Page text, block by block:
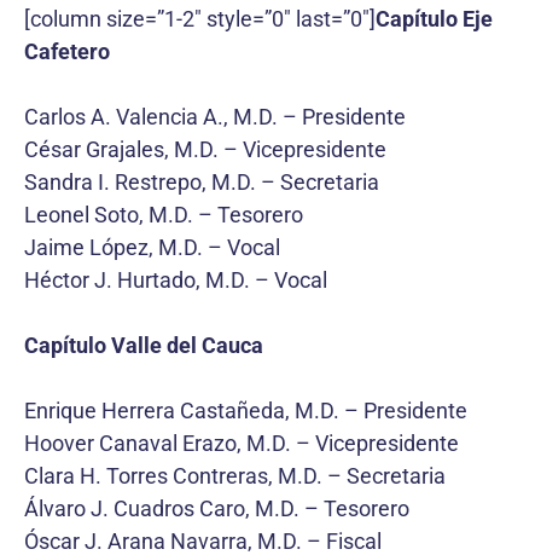
[column size=”1-2″ style=”0″ last=”0″]Capítulo Eje
Cafetero
Carlos A. Valencia A., M.D. – Presidente
César Grajales, M.D. – Vicepresidente
Sandra I. Restrepo, M.D. – Secretaria
Leonel Soto, M.D. – Tesorero
Jaime López, M.D. – Vocal
Héctor J. Hurtado, M.D. – Vocal
Capítulo Valle del Cauca
Enrique Herrera Castañeda, M.D. – Presidente
Hoover Canaval Erazo, M.D. – Vicepresidente
Clara H. Torres Contreras, M.D. – Secretaria
Álvaro J. Cuadros Caro, M.D. – Tesorero
Óscar J. Arana Navarra, M.D. – Fiscal